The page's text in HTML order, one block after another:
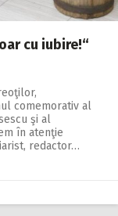
cu iubire!“
comemorativ al
şi al
în atenţie
redactor…